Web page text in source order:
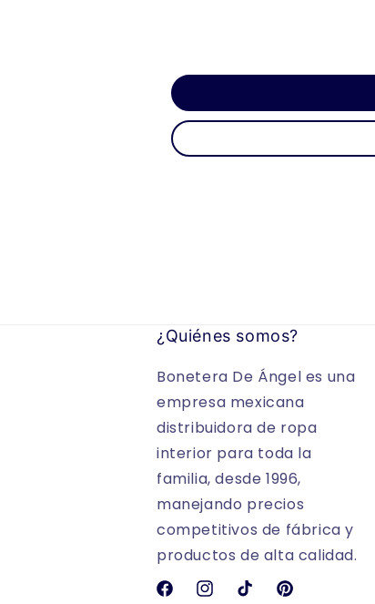
¿Quiénes somos?
Bonetera De Ángel es una
empresa mexicana
distribuidora de ropa
interior para toda la
familia, desde 1996,
manejando precios
competitivos de fábrica y
productos de alta calidad.
FacebookInstagramTikTokPinterest